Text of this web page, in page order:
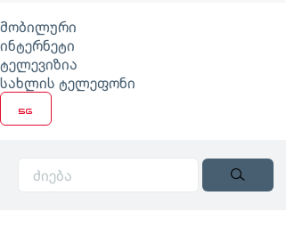
მობილური
ინტერნეტი
ტელევიზია
სახლის ტელეფონი